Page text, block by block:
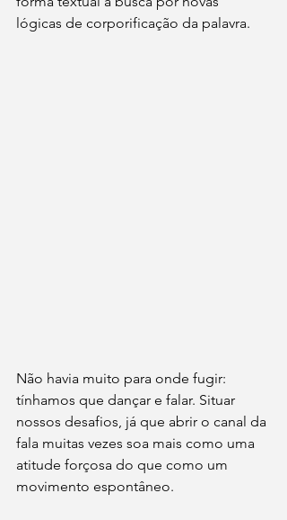
lógicas de corporificação da palavra.
Não havia muito para onde fugir:
tínhamos que dançar e falar. Situar
nossos desafios, já que abrir o canal da
fala muitas vezes soa mais como uma
atitude forçosa do que como um
movimento espontâneo.